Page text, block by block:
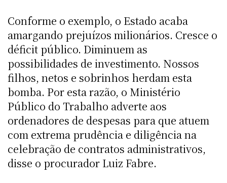
Conforme o exemplo, o Estado acaba
amargando prejuízos milionários. Cresce o
déficit público. Diminuem as
possibilidades de investimento. Nossos
filhos, netos e sobrinhos herdam esta
bomba. Por esta razão, o Ministério
Público do Trabalho adverte aos
ordenadores de despesas para que atuem
com extrema prudência e diligência na
celebração de contratos administrativos,
disse o procurador Luiz Fabre.